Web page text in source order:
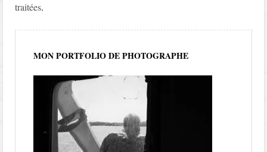
traitées.
MON PORTFOLIO DE PHOTOGRAPHE